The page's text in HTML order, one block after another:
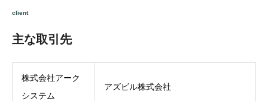
主な取引先
client
株式会社アーク
システム
アズビル株式会社